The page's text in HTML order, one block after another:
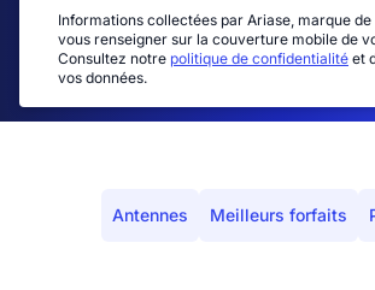
Informations collectées par Ariase, marque
vous renseigner sur la couverture mobile de
Consultez notre politique de confidentialité et
vos données.
Antennes Meilleurs forfaits